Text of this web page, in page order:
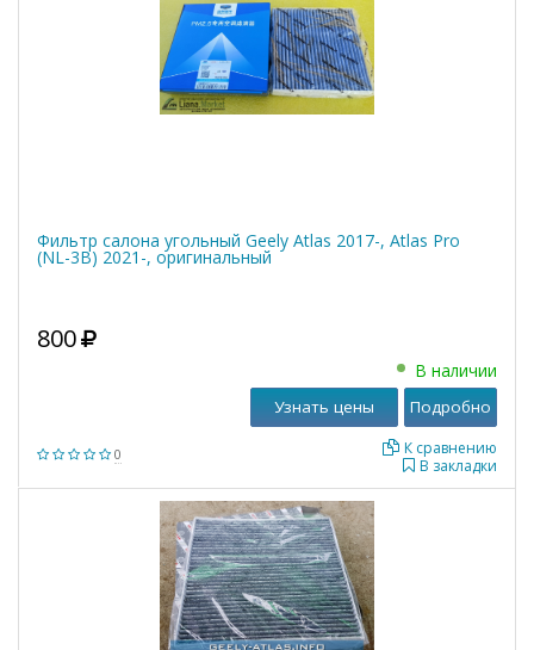
Фильтр салона угольный Geely Atlas 2017-, Atlas Pro
(NL-3B) 2021-, оригинальный
0
800
В наличии
В закладки
К сравнению
Узнать цены Подробно